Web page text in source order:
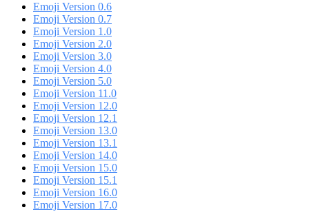
Emoji Version 0.6
Emoji Version 0.7
Emoji Version 1.0
Emoji Version 2.0
Emoji Version 3.0
Emoji Version 4.0
Emoji Version 5.0
Emoji Version 11.0
Emoji Version 12.0
Emoji Version 12.1
Emoji Version 13.0
Emoji Version 13.1
Emoji Version 14.0
Emoji Version 15.0
Emoji Version 15.1
Emoji Version 16.0
Emoji Version 17.0